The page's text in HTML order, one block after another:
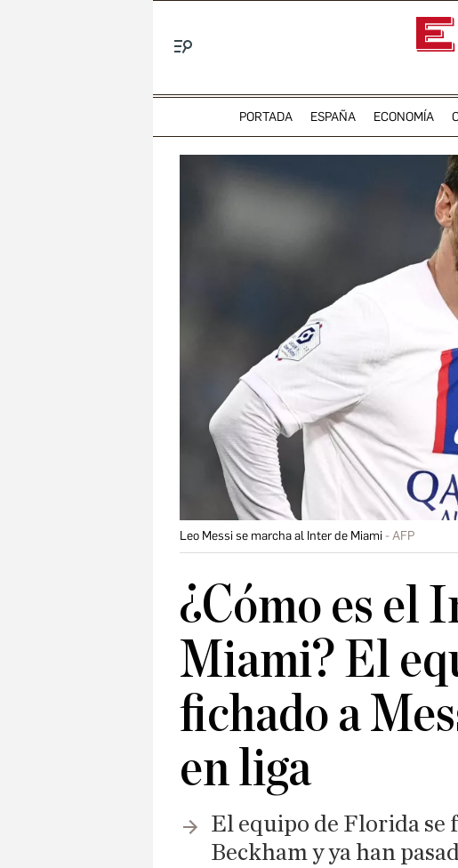
PORTADA ESPAÑA ECONOMÍA
Leo Messi se marcha al Inter de Miami AFP
¿Cómo es el
Miami? El
fichado a
en liga
El equipo de Florida se
Beckham y ya han